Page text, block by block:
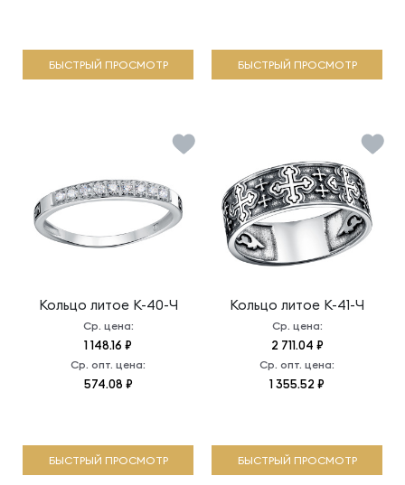
БЫСТРЫЙ ПРОСМОТР БЫСТРЫЙ ПРОСМОТР
Кольцо литое К-40-Ч
Ср. цена:
1 148.16 ₽
Ср. опт. цена:
574.08 ₽
БЫСТРЫЙ ПРОСМОТР
Кольцо литое К-41-Ч
Ср. цена:
2 711.04 ₽
Ср. опт. цена:
1 355.52 ₽
БЫСТРЫЙ ПРОСМОТР